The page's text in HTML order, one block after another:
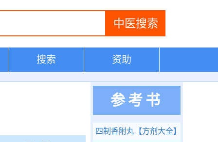
搜索 资助
参考书
四制香附丸 【方剂大全】